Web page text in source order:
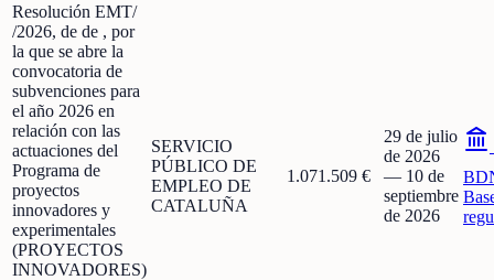
Resolución EMT/
/2026, de de , por
la que se abre la
convocatoria de
subvenciones para
el año 2026 en
relación con las
actuaciones del
Programa de
proyectos
innovadores y
experimentales
(PROYECTOS
INNOVADORES)
SERVICIO
PÚBLICO DE
EMPLEO DE
CATALUÑA
1.071.509 €
29 de julio
de 2026
— 10 de
septiembre
de 2026